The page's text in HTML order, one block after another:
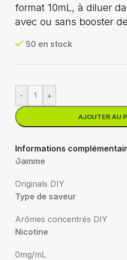
format 10mL, à diluer
avec ou sans booster
50 en stock
- +
AJOUTER AU
Informations
Gamme
Originals DIY
Type de saveur
Arômes concentrés DIY
Nicotine
0mg/mL